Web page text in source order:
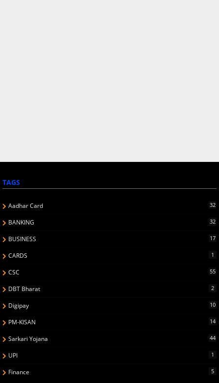
TAGS
Aadhar Card 32
BANKING 32
BUSINESS 17
CARDS 1
CSC 55
DBT Bharat 2
Digipay 10
PM-KISAN 14
Sarkari Yojana 44
UPI 1
Finance 5